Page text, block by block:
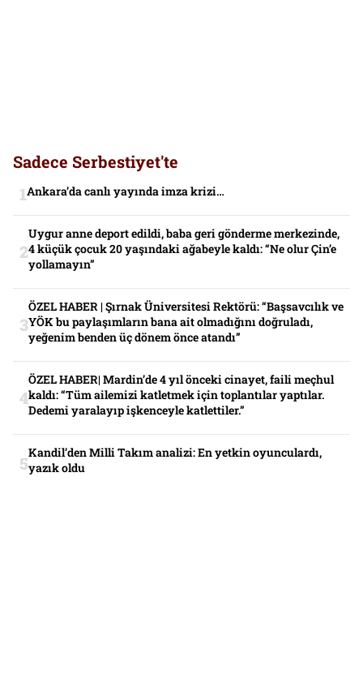
Sadece Serbestiyet'te
Ankara’da canlı yayında imza krizi…
Uygur anne deport edildi, baba geri gönderme merkezinde,
4 küçük çocuk 20 yaşındaki ağabeyle kaldı: “Ne olur Çin’e
yollamayın”
ÖZEL HABER | Şırnak Üniversitesi Rektörü: “Başsavcılık ve
YÖK bu paylaşımların bana ait olmadığını doğruladı,
yeğenim benden üç dönem önce atandı”
ÖZEL HABER| Mardin’de 4 yıl önceki cinayet, faili meçhul
kaldı: “Tüm ailemizi katletmek için toplantılar yaptılar.
Dedemi yaralayıp işkenceyle katlettiler.”
Kandil’den Milli Takım analizi: En yetkin oyunculardı,
yazık oldu